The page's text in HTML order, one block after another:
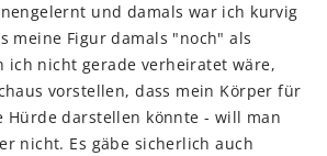
und damals war ich kurvig
meine Figur damals "noch" als
ich nicht gerade verheiratet wäre,
vorstellen, dass mein Körper für
Hürde darstellen könnte - will man
nicht. Es gäbe sicherlich auch